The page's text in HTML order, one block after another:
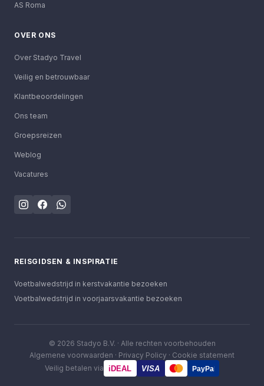
AS Roma
OVER ONS
Over Stadyo Travel
Veilig en betrouwbaar
Klantbeoordelingen
Ons team
Groepsreizen
Weblog
Vacatures
REISGIDSEN & INSPIRATIE
Voetbalwedstrijd in kerstvakantie bezoeken
Voetbalwedstrijd in voorjaarsvakantie bezoeken
© 2026 Stadyo B.V. · Alle rechten voorbehouden
Algemene voorwaarden · Privacy Policy · Cookie statement
Veilig betalen via
iDEAL VISA PayPal